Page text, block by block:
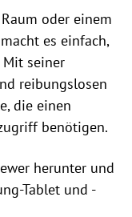
oder einem
es einfach,
Mit seiner
reibungslosen
die einen
benötigen.
herunter und
Tablet und -